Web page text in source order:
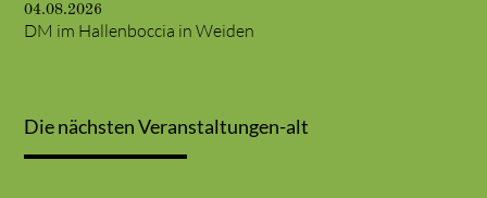
04.08.2026
DM im Hallenboccia in Weiden
Die nächsten Veranstaltungen-alt